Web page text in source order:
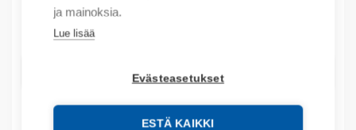
ja mainoksia.
Lue lisää
Evästeasetukset
ESTÄ KAIKKI
Määrä
Määrä
LISÄÄ OSTOSKORIIN